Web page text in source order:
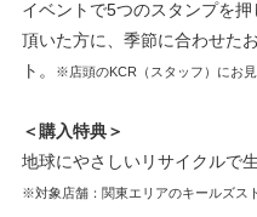
イベントで5つのスタンプを
頂いた⽅に、季節に合わせた
ト。
※店頭のKCR（スタッフ）にお⾒
＜購⼊特典＞
地球にやさしいリサイクルで
※対象店舗：関東エリアのキールズス